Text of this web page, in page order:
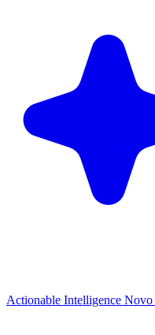
Actionable Intelligence Novo